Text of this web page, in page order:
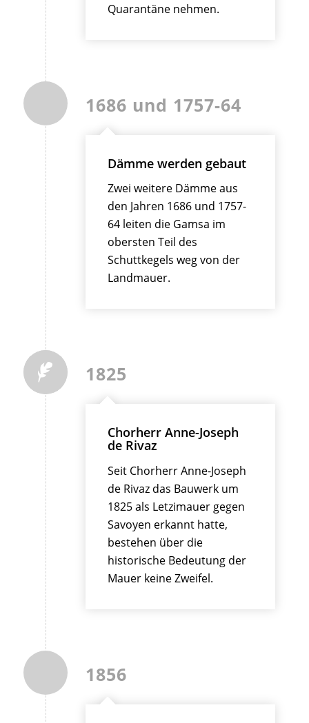
Quarantäne nehmen.
1686 und 1757-64
Dämme werden gebaut
Zwei weitere Dämme aus
den Jahren 1686 und 1757-
64 leiten die Gamsa im
obersten Teil des
Schuttkegels weg von der
Landmauer.
1825
Chorherr Anne-Joseph
de Rivaz
Seit Chorherr Anne-Joseph
de Rivaz das Bauwerk um
1825 als Letzimauer gegen
Savoyen erkannt hatte,
bestehen über die
historische Bedeutung der
Mauer keine Zweifel.
1856